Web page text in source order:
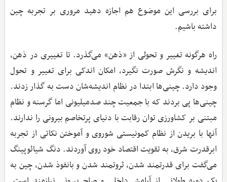
برای بررسی این موضوع هم اجازه دهید مروری بر تجربه چین
داشته باشیم.
راه هرگونه تغییر و تحولی از «ذهن» می‌گذرد. تا تغییری در ذهن،
اندیشه و نگرش صورت نگیرد، امکان اندکی برای تغییر و تحول
وجود دارد. چینی‌ها ابتدا در نظام اندیشه‌شان دست به گذار زدند.
چینی‌ها پی بردند که با جمعیت چند صدمیلیونی اما گرسنه و نظام
مبتنی بر کشاورزی توان رقابت با دنیای پرتخاصم بیرونی را ندارند.
آنها با بریدن از نظام کمونیستی شوروی و آموختن نکاتی از تجربه
ابرقدرت شرق، به تقویت اقتصاد خود روی آوردند. دنگ شیائوپینگ
می‌گفت برای قدرتمند شدن، ثروتمند شدن و بانفوذ شدن، چین به